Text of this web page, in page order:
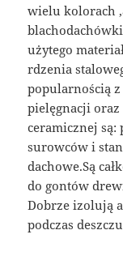
wielu kolorach
użytego
rdzenia
popularnością
pielęgnacji
ceramicznej
surowców i
dachowe.Są
do gontów
Dobrze izolują
podczas